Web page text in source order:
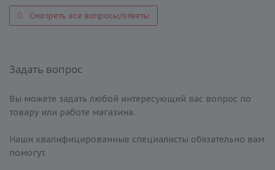
Смотреть все вопросы/ответы
Задать вопрос
Вы можете задать любой интересующий вас вопрос по
товару или работе магазина.
Наши квалифицированные специалисты обязательно вам
помогут.